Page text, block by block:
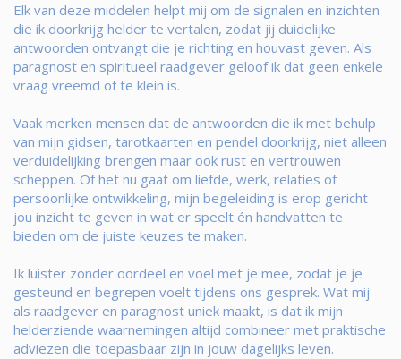
Elk van deze middelen helpt mij om de signalen en inzichten
die ik doorkrijg helder te vertalen, zodat jij duidelijke
antwoorden ontvangt die je richting en houvast geven. Als
paragnost en spiritueel raadgever geloof ik dat geen enkele
vraag vreemd of te klein is.
Vaak merken mensen dat de antwoorden die ik met behulp
van mijn gidsen, tarotkaarten en pendel doorkrijg, niet alleen
verduidelijking brengen maar ook rust en vertrouwen
scheppen. Of het nu gaat om liefde, werk, relaties of
persoonlijke ontwikkeling, mijn begeleiding is erop gericht
jou inzicht te geven in wat er speelt én handvatten te
bieden om de juiste keuzes te maken.
Ik luister zonder oordeel en voel met je mee, zodat je je
gesteund en begrepen voelt tijdens ons gesprek. Wat mij
als raadgever en paragnost uniek maakt, is dat ik mijn
helderziende waarnemingen altijd combineer met praktische
adviezen die toepasbaar zijn in jouw dagelijks leven.